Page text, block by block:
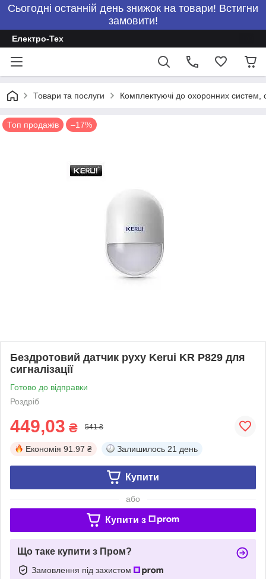
Сьогодні останній день знижок на товари! Встигни
замовити!
Електро-Тех
Товари та послуги Комплектуючі до охоронних систем,
Топ продажів –17%
Бездротовий датчик руху Kerui KR P829 для
сигналізації
Готово до відправки
Роздріб
449,03 ₴ 541 ₴
Економія 91.97 ₴ Залишилось 21 день
Купити
або
Купити з
Що таке купити з Пром?
Замовлення під захистом